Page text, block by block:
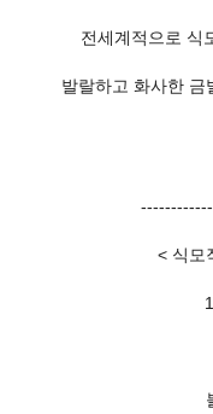
전세계적으로 식
발랄하고 화사한
< 식모